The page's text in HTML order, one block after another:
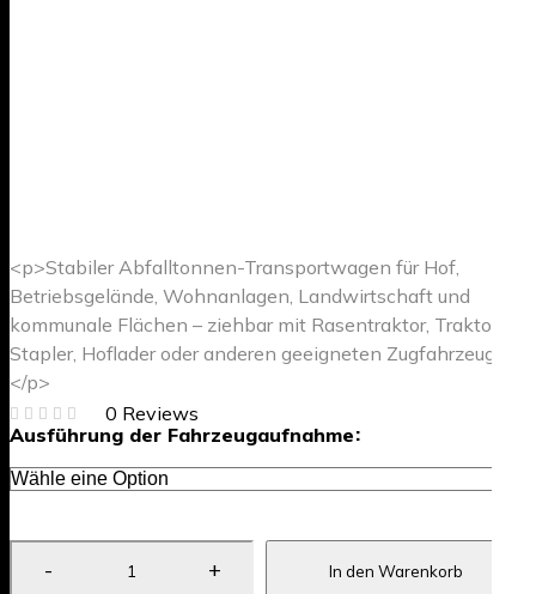
0 Reviews
<p>Stabiler Abfalltonnen-Transportwagen für Hof,
Betriebsgelände, Wohnanlagen, Landwirtschaft und
kommunale Flächen – ziehbar mit Rasentraktor, Traktor,
Stapler, Hoflader oder anderen geeigneten Zugfahrzeugen.
</p>
Ausführung der Fahrzeugaufnahme
In den Warenkorb